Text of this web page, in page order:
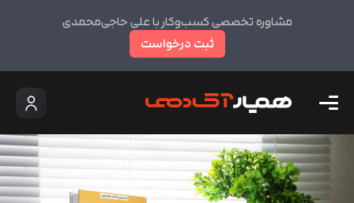
مشاوره تخصصی کسب‌وکار با علی حاجی‌محمدی
ثبت درخواست